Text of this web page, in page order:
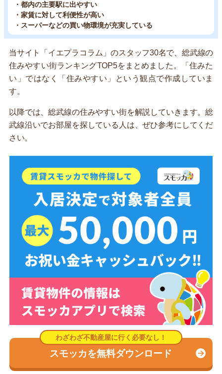
・都内の主要駅に出やすい
・家賃に対して利便性が高い
・スーパーなどの買い物環境が充実している
当サイト「イエプラコラム」のスタッフ30名で、総武線の
住みやすい街ランキングTOP5をまとめました。「住みた
い」ではなく「住みやすい」という観点で作成していま
す。
以降では、総武線の住みやすい街を解説していきます。総
武線沿いでお部屋を探している人は、ぜひ参考にしてくだ
さい。
スモッカを無料ダウンロード